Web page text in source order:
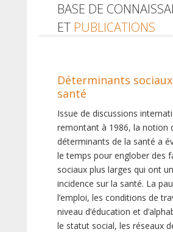
BASE DE
ET PUBLICATIONS
Déterminants
santé
Issue de discussions
remontant à 1986, la notion
déterminants de la santé a
le temps pour englober des
sociaux plus larges qui ont
incidence sur la santé. La
l’emploi, les conditions de
niveau d’éducation et
le statut social, les réseaux